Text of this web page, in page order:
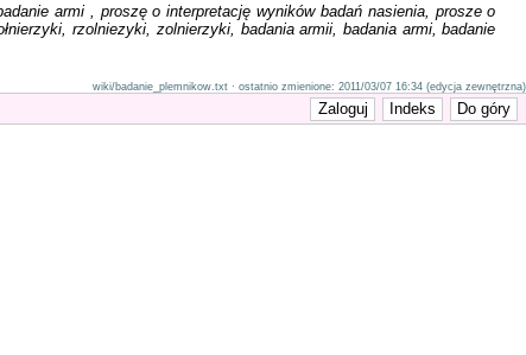
armi , proszę o interpretację wyników badań nasienia, prosze o
rzolniezyki, zolnierzyki, badania armii, badania armi, badanie
wiki/badanie_plemnikow.txt · ostatnio zmienione: 2011/03/07 16:34 (edycja zewnętrzna)